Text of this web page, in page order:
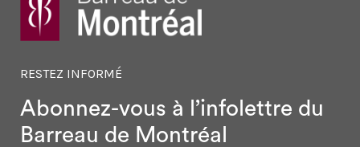
RESTEZ INFORMÉ
Abonnez-vous à l’infolettre du
Barreau de Montréal